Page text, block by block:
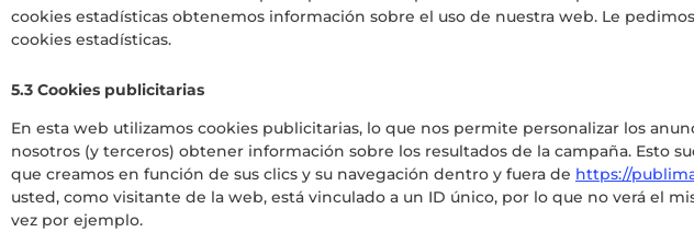
cookies estadísticas obtenemos información sobre el uso de nuestra web. Le
cookies estadísticas.
5.3 Cookies publicitarias
En esta web utilizamos cookies publicitarias, lo que nos permite personalizar los
nosotros (y terceros) obtener información sobre los resultados de la campaña. Esto
que creamos en función de sus clics y su navegación dentro y fuera de https://
usted, como visitante de la web, está vinculado a un ID único, por lo que no verá el
vez por ejemplo.